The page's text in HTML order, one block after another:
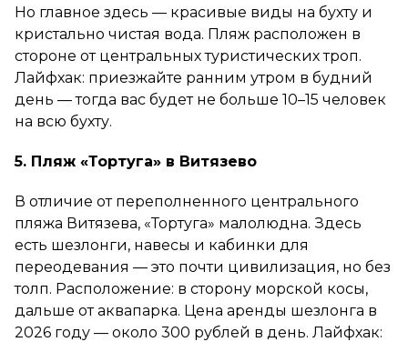
Но главное здесь — красивые виды на бухту и
кристально чистая вода. Пляж расположен в
стороне от центральных туристических троп.
Лайфхак: приезжайте ранним утром в будний
день — тогда вас будет не больше 10–15 человек
на всю бухту.
5. Пляж «Тортуга» в Витязево
В отличие от переполненного центрального
пляжа Витязева, «Тортуга» малолюдна. Здесь
есть шезлонги, навесы и кабинки для
переодевания — это почти цивилизация, но без
толп. Расположение: в сторону морской косы,
дальше от аквапарка. Цена аренды шезлонга в
2026 году — около 300 рублей в день. Лайфхак: